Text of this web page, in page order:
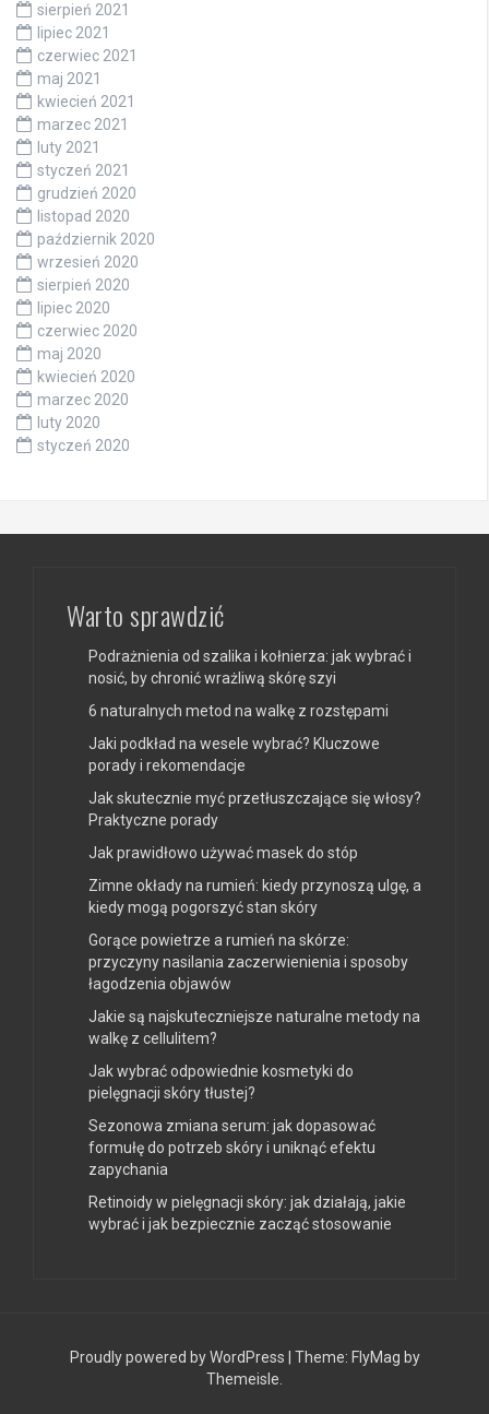
sierpień 2021
lipiec 2021
czerwiec 2021
maj 2021
kwiecień 2021
marzec 2021
luty 2021
styczeń 2021
grudzień 2020
listopad 2020
październik 2020
wrzesień 2020
sierpień 2020
lipiec 2020
czerwiec 2020
maj 2020
kwiecień 2020
marzec 2020
luty 2020
styczeń 2020
Warto sprawdzić
Podrażnienia od szalika i kołnierza: jak wybrać i
nosić, by chronić wrażliwą skórę szyi
6 naturalnych metod na walkę z rozstępami
Jaki podkład na wesele wybrać? Kluczowe
porady i rekomendacje
Jak skutecznie myć przetłuszczające się włosy?
Praktyczne porady
Jak prawidłowo używać masek do stóp
Zimne okłady na rumień: kiedy przynoszą ulgę, a
kiedy mogą pogorszyć stan skóry
Gorące powietrze a rumień na skórze:
przyczyny nasilania zaczerwienienia i sposoby
łagodzenia objawów
Jakie są najskuteczniejsze naturalne metody na
walkę z cellulitem?
Jak wybrać odpowiednie kosmetyki do
pielęgnacji skóry tłustej?
Sezonowa zmiana serum: jak dopasować
formułę do potrzeb skóry i uniknąć efektu
zapychania
Retinoidy w pielęgnacji skóry: jak działają, jakie
wybrać i jak bezpiecznie zacząć stosowanie
Proudly powered by WordPress Theme: FlyMag by
Themeisle.